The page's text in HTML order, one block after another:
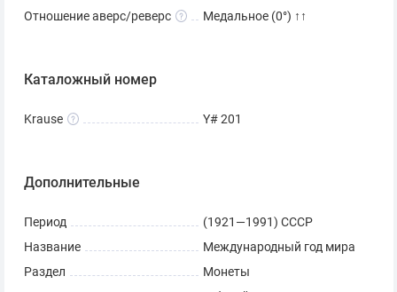
Отношение аверс/реверс
Медальное (0°) ↑↑
Каталожный номер
Krause Y# 201
Дополнительные
Период
(1921—1991) СССР
Название
Международный год мира
Раздел
Монеты